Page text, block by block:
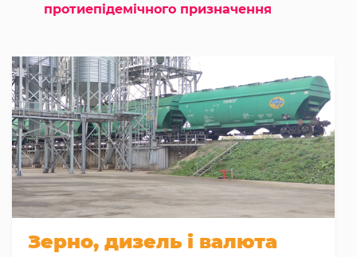
протиепідемічного призначення
Зерно, дизель і валюта